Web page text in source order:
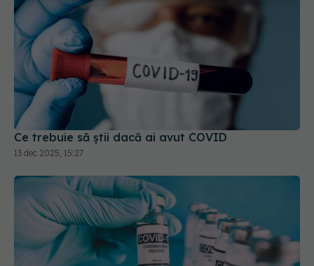
Ce trebuie să știi dacă ai avut COVID
13 dec 2025, 15:27